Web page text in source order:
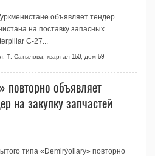
объявляет тендер
на поставку запасных
C-27...
Т. Сатылова, квартал 150, дом 59
объявляет
на закупку запчастей
типа «Demirýollary» повторно